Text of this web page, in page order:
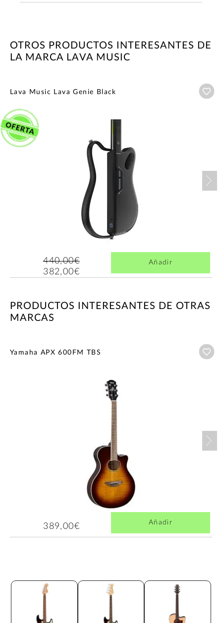
OTROS PRODUCTOS INTERESANTES DE
LA MARCA LAVA MUSIC
Lava Music Lava Genie Black
440,00€
382,00€
Añadir
PRODUCTOS INTERESANTES DE OTRAS
MARCAS
Yamaha APX 600FM TBS
389,00€ Añadir